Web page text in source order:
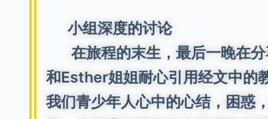
小组深度的讨论
在旅程的末生，最后一晚在分
和Esther姐姐耐心引用经文中的
我们青少年人心中的心结，困惑